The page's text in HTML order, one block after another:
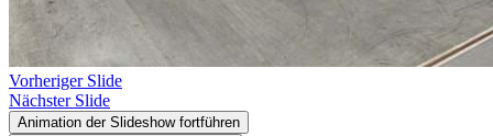
Vorheriger Slide
Nächster Slide
Animation der Slideshow fortführen